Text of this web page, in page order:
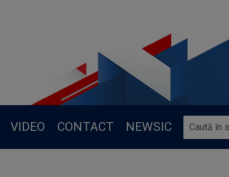
VIDEO CONTACT NEWSIC